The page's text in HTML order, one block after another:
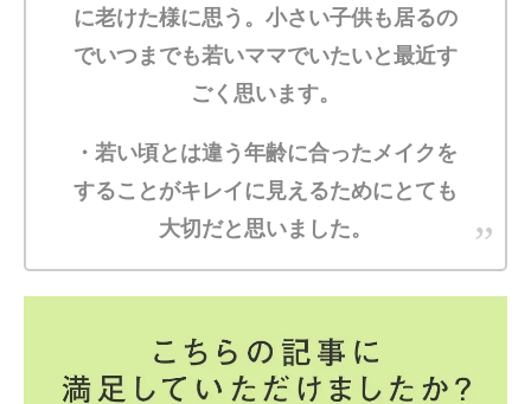
に老けた様に思う。小さい子供も居るの
でいつまでも若いママでいたいと最近す
ごく思います。
・若い頃とは違う年齢に合ったメイクを
することがキレイに見えるためにとても
大切だと思いました。